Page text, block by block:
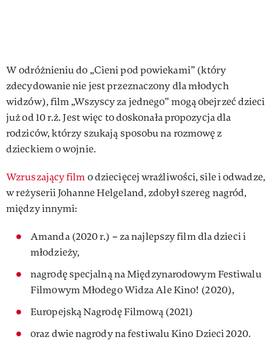
W odróżnieniu do „Cieni pod powiekami” (który
zdecydowanie nie jest przeznaczony dla młodych
widzów), film „Wszyscy za jednego” mogą obejrzeć dzieci
już od 10 r.ż. Jest więc to doskonała propozycja dla
rodziców, którzy szukają sposobu na rozmowę z
dzieckiem o wojnie.
Wzruszający filmo dziecięcej wrażliwości, sile i odwadze,
w reżyserii Johanne Helgeland, zdobył szereg nagród,
między innymi:
Amanda (2020 r.) – za najlepszy film dla dzieci i
młodzieży,
nagrodę specjalną na Międzynarodowym Festiwalu
Filmowym Młodego Widza Ale Kino! (2020),
Europejską Nagrodę Filmową (2021)
oraz dwie nagrody na festiwalu Kino Dzieci 2020.